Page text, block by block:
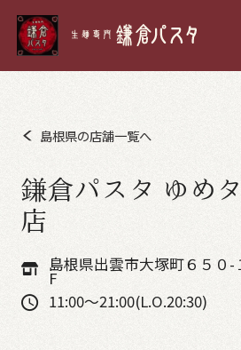
島根県の店舗一覧へ
鎌倉パスタ ゆめ
店
島根県出雲市大塚町６５０
F
11:00～21:00(L.O.20:30)